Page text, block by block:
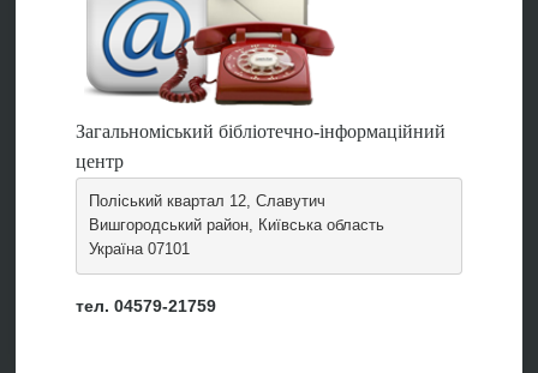
Загальноміський бібліотечно-інформаційний
центр
Поліський квартал 12, Славутич
Вишгородський район, Київська область
Україна 07101
тел. 04579-21759